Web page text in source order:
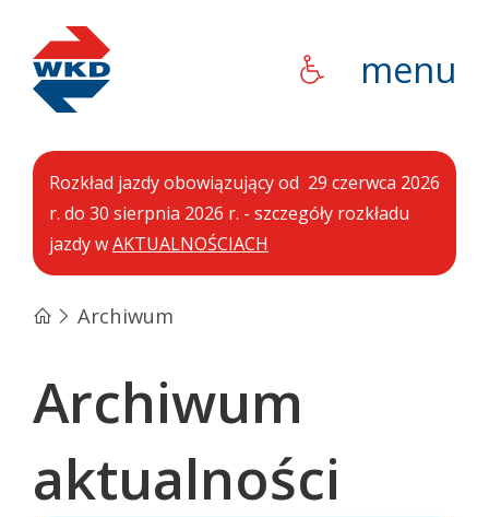
WKD
menu
Rozkład jazdy obowiązujący od 29 czerwca 2026
r. do 30 sierpnia 2026 r. - szczegóły rozkładu
jazdy wAKTUALNOŚCIACH
Archiwum
Archiwum
aktualności